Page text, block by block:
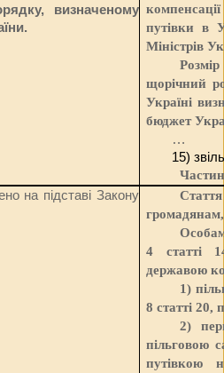
визначеному
путівки в
Міністрів
щорічний
Україні
бюджет
…
15)
на підставі Закону
громадянам,
4 статті
державою
1)
8 статті 20,
2)
пільговою
путівкою